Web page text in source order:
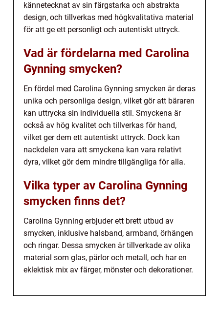
kännetecknat av sin färgstarka och abstrakta
design, och tillverkas med högkvalitativa material
för att ge ett personligt och autentiskt uttryck.
Vad är fördelarna med Carolina
Gynning smycken?
En fördel med Carolina Gynning smycken är deras
unika och personliga design, vilket gör att bäraren
kan uttrycka sin individuella stil. Smyckena är
också av hög kvalitet och tillverkas för hand,
vilket ger dem ett autentiskt uttryck. Dock kan
nackdelen vara att smyckena kan vara relativt
dyra, vilket gör dem mindre tillgängliga för alla.
Vilka typer av Carolina Gynning
smycken finns det?
Carolina Gynning erbjuder ett brett utbud av
smycken, inklusive halsband, armband, örhängen
och ringar. Dessa smycken är tillverkade av olika
material som glas, pärlor och metall, och har en
eklektisk mix av färger, mönster och dekorationer.